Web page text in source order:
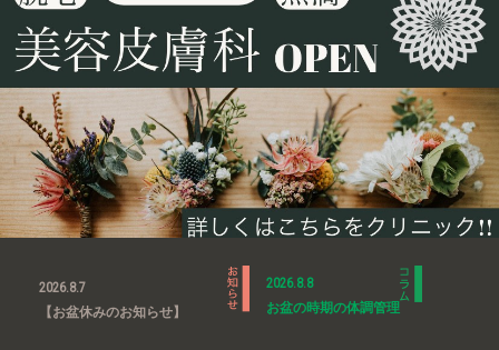
2026.8.7
【お盆休みのお知らせ】
2026.8.8
お盆の時期の体調管理